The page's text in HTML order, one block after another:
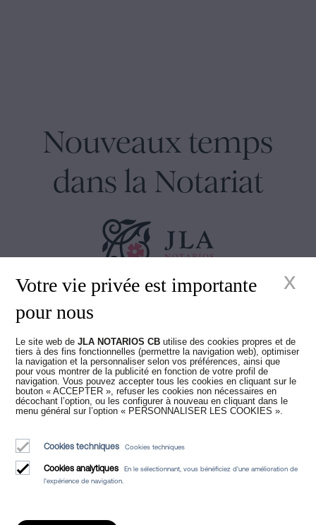
Nouveaux temps
dans la Notariat
Juan Madridejos Velasco
Notaires de Barcelone et notaires en ligne pour toute l'Espagne
Services
Blog
Qui sommes-nous
Politique de Cookies
Manifeste
Votre vie privée est importante
pour nous
Le site web deJLA NOTARIOS CB utilise des cookies propres et de
tiers à des fins fonctionnelles (permettre la navigation web), optimiser
la navigation et la personnaliser selon vos préférences, ainsi que
pour vous montrer de la publicité en fonction de votre profil de
navigation. Vous pouvez accepter tous les cookies en cliquant sur le
bouton « ACCEPTER », refuser les cookies non nécessaires en
décochant l’option, ou les configurer à nouveau en cliquant dans le
menu général sur l’option « PERSONNALISER LES COOKIES ».
Cookies techniques Cookies techniques
Cookies analytiques
En le sélectionnant, vous bénéficiez d'une amélioration de
l'expérience de navigation.
x